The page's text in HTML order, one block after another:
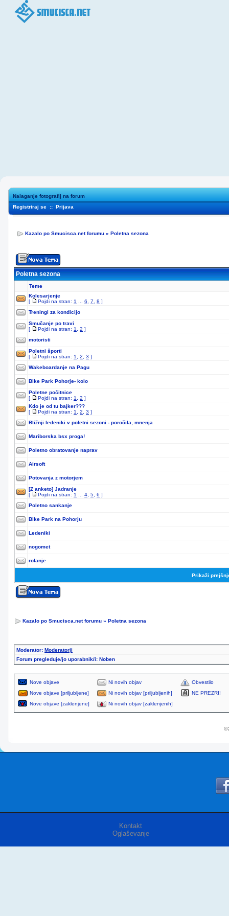
Nalaganje fotografij na forum
Registriraj se :: Prijava
Kazalo po Smucisca.net forumu » Poletna sezona
Poletna sezona
Teme
Kolesarjenje
[
Pojdi na stran: 1 6 7 8 ]
Treningi za kondicijo
Smučanje po travi
[
Pojdi na stran: 1 2 ]
motoristi
Poletni športi
[
Pojdi na stran: 1 2 3 ]
Wakeboardanje na Pagu
Bike Park Pohorje- kolo
Poletne počitnice
[
Pojdi na stran: 1 2 ]
Kdo je od tu bajker???
[
Pojdi na stran: 1 2 3 ]
Bližnji ledeniki v poletni sezoni - poročila, mnenja
Mariborska bsx proga!
Poletno obratovanje naprav
Airsoft
Potovanja z motorjem
[Z anketo] Jadranje
[
Pojdi na stran: 1 4 5 6 ]
Poletno sankanje
Bike Park na Pohorju
Ledeniki
nogomet
rolanje
Prikaži
Kazalo po Smucisca.net forumu » Poletna sezona
Moderator: Moderatorji
Forum pregleduje/jo uporabnik/i: Noben
Nove objave Ni novih objav
Obvestilo
Nove objave [priljubljene]
Ni novih objav [priljubljenih]
NE PREZRI!
Nove objave [zaklenjene]
Ni novih objav [zaklenjenih]
©
Kontakt
Oglaševanje